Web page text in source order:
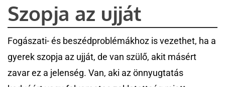
Szopja az ujját
Fogászati- és beszédproblémákhoz is vezethet, ha a
gyerek szopja az ujját, de van szülő, akit másért
zavar ez a jelenség. Van, aki az önnyugtatás